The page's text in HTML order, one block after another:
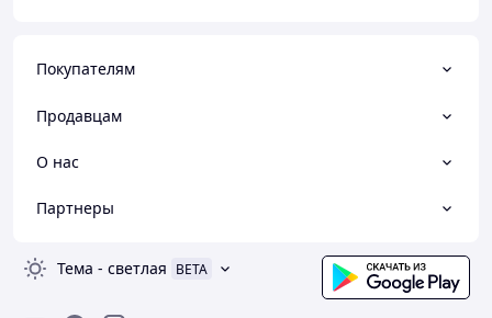
Покупателям
Продавцам
О нас
Партнеры
Тема - светлая BETA